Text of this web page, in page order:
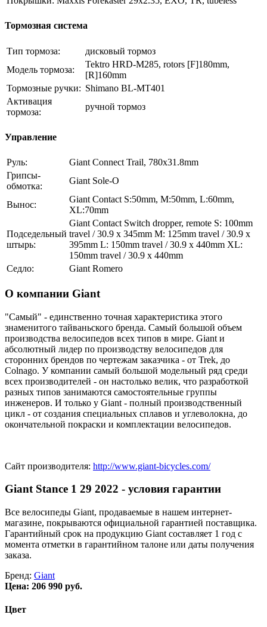
Тормозная система
Тип тормоза:
дисковый тормоз
Модель тормоза:
Tektro HRD-M285, rotors [F]180mm,
[R]160mm
Тормозные ручки: Shimano BL-MT401
Активация
тормоза:
ручной тормоз
Управление
Руль:
Giant Connect Trail, 780x31.8mm
Грипсы-
обмотка:
Giant Sole-O
Вынос:
Giant Contact S:50mm, M:50mm, L:60mm,
XL:70mm
Подседельный
штырь:
Giant Contact Switch dropper, remote S: 100mm
travel / 30.9 x 345mm M: 125mm travel / 30.9 x
395mm L: 150mm travel / 30.9 x 440mm XL:
150mm travel / 30.9 x 440mm
Седло:
Giant Romero
О компании Giant
"Самый" - единственно точная характеристика этого
знаменитого тайваньского бренда. Самый большой объем
производства велосипедов всех типов в мире. Giant и
абсолютный лидер по производству велосипедов для
сторонних брендов по чертежам заказчика - от Trek, до
Colnago. У компании самый большой модельный ряд среди
всех производителей - он настолько велик, что разработкой
разных типов занимаются самостоятельные группы
инженеров. И только у Giant - полный производственный
цикл - от создания специальных сплавов и углеволокна, до
окончательной покраски и комплектации велосипедов.
Сайт производителя: http://www.giant-bicycles.com/
Giant Stance 1 29 2022 - условия гарантии
Все велосипеды Giant, продаваемые в нашем интернет-
магазине, покрываются официальной гарантией поставщика.
Гарантийный срок на продукцию Giant составляет 1 год с
момента отметки в гарантийном талоне или даты получения
заказа.
Бренд: Giant
Цена: 206 990 руб.
Цвет